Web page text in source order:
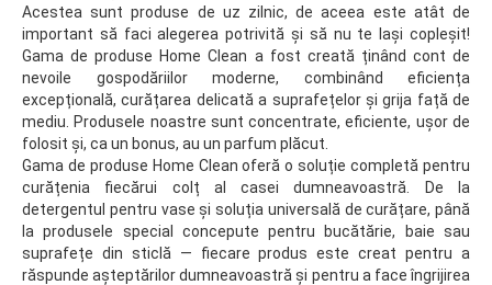
Acestea sunt produse de uz zilnic, de aceea este atât de
important să faci alegerea potrivită și să nu te lași copleșit!
Gama de produse Home Clean a fost creată ținând cont de
nevoile gospodăriilor moderne, combinând eficiența
excepțională, curățarea delicată a suprafețelor și grija față de
mediu. Produsele noastre sunt concentrate, eficiente, ușor de
folosit și, ca un bonus, au un parfum plăcut.
Gama de produse Home Clean oferă o soluție completă pentru
curățenia fiecărui colț al casei dumneavoastră. De la
detergentul pentru vase și soluția universală de curățare, până
la produsele special concepute pentru bucătărie, baie sau
suprafețe din sticlă — fiecare produs este creat pentru a
răspunde așteptărilor dumneavoastră și pentru a face îngrijirea